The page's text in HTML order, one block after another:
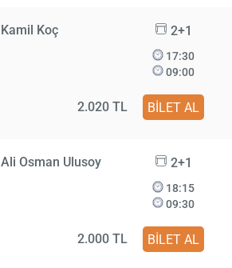
Kamil Koç 2+1
17:30
09:00
2.020 TL BİLET AL
Ali Osman Ulusoy 2+1
18:15
09:30
2.000 TL BİLET AL